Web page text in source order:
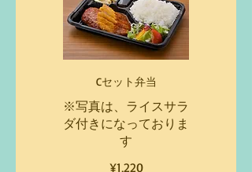
Cセット弁当
※写真は、ライスサラ
ダ付きになっておりま
す
¥1,220